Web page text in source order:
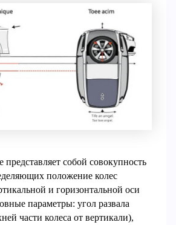
представляет собой совокупность
положение колес
и горизонтальной оси
параметры: угол развала
части колеса от вертикали),